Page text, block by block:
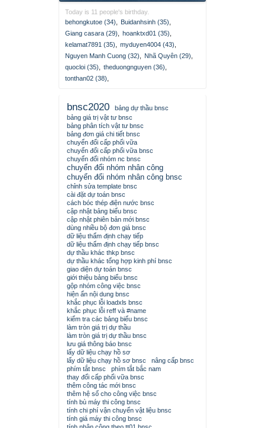
Today is 11 people's birthday.
behongkutoe (34)
Buidanhsinh (35)
Giang casara (29)
hoanktxd01 (35)
kelamat7891 (35)
myduyen4004 (43)
Nguyen Manh Cuong (32)
Nhã Quyên (29)
quocloi (35)
theduongnguyen (36)
tonthan02 (38)
bnsc2020
bảng dự thầu bnsc
bảng giá trị vật tư bnsc
bảng phân tích vật tư bnsc
bảng đơn giá chi tiết bnsc
chuyển đổi cấp phối vữa
chuyển đổi cấp phối vữa bnsc
chuyển đổi nhóm nc bnsc
chuyển đổi nhóm nhân công
chuyển đổi nhóm nhân công bnsc
chỉnh sửa template bnsc
cài đặt dự toán bnsc
cách bóc thép điện nước bnsc
cập nhật bảng biểu bnsc
cập nhật phiên bản mới bnsc
dùng nhiều bộ đơn giá bnsc
dữ liệu thẩm định chạy tiếp
dữ liệu thẩm định chạy tiếp bnsc
dự thầu khác thkp bnsc
dự thầu khác tổng hợp kinh phí bnsc
giao diện dự toán bnsc
giới thiệu bảng biểu bnsc
gộp nhóm công việc bnsc
hiện ẩn nội dung bnsc
khắc phục lỗi loadxls bnsc
khắc phục lỗi reff và #name
kiểm tra các bảng biểu bnsc
làm tròn giá trị dự thầu
làm tròn giá trị dự thầu bnsc
lưu giá thông báo bnsc
lấy dữ liệu chạy hồ sơ
lấy dữ liệu chạy hồ sơ bnsc
nâng cấp bnsc
phím tắt bnsc
phím tắt bắc nam
thay đổi cấp phối vữa bnsc
thêm công tác mới bnsc
thêm hệ số cho công việc bnsc
tính bù máy thi công bnsc
tính chi phí vận chuyển vật liệu bnsc
tính giá máy thi công bnsc